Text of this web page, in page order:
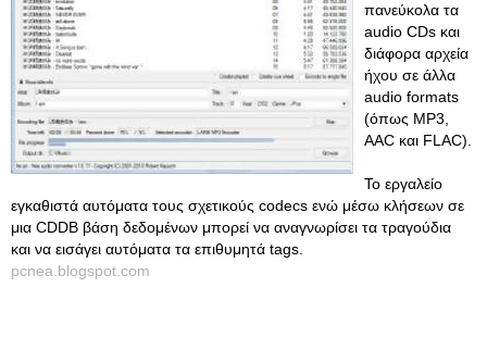
πανεύκολα τα
audio CDs και
διάφορα αρχεία
ήχου σε άλλα
audio formats
(όπως MP3,
AAC και FLAC).
Το εργαλείο
εγκαθιστά αυτόματα τους σχετικούς codecs ενώ μέσω κλήσεων σε
μια CDDB βάση δεδομένων μπορεί να αναγνωρίσει τα τραγούδια
και να εισάγει αυτόματα τα επιθυμητά tags.
pcnea.blogspot.com